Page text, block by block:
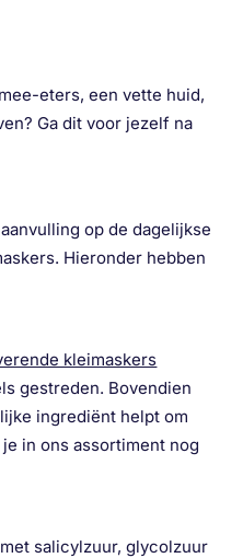
eters, een vette huid,
Ga dit voor jezelf na
op de dagelijkse
Hieronder hebben
kleimaskers
gestreden. Bovendien
ingrediënt helpt om
in ons assortiment nog
salicylzuur, glycolzuur